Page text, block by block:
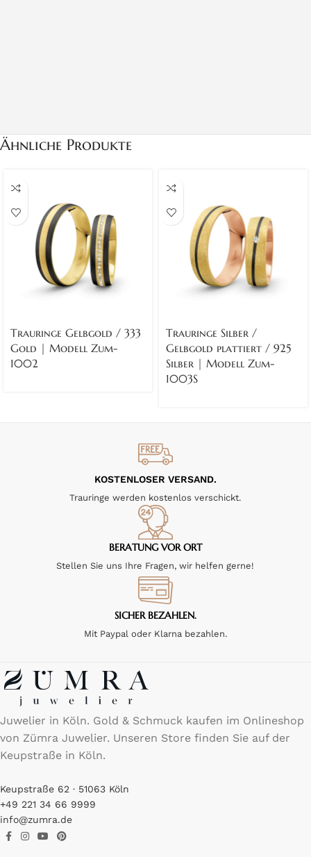
Ähnliche Produkte
Trauringe Gelbgold / 333
Gold | Modell Zum-
1002
Trauringe Silber /
Gelbgold plattiert / 925
Silber | Modell Zum-
1003S
KOSTENLOSER VERSAND.
Trauringe werden kostenlos verschickt.
BERATUNG VOR ORT
Stellen Sie uns Ihre Fragen, wir helfen gerne!
SICHER BEZAHLEN.
Mit Paypal oder Klarna bezahlen.
Juwelier in Köln. Gold & Schmuck kaufen im Onlineshop
von Zümra Juwelier. Unseren Store finden Sie auf der
Keupstraße in Köln.
Keupstraße 62 · 51063 Köln
+49 221 34 66 9999
info@zumra.de